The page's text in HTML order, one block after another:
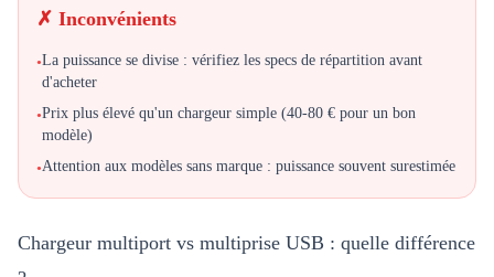
✗ Inconvénients
•La puissance se divise : vérifiez les specs de répartition avant
d'acheter
•Prix plus élevé qu'un chargeur simple (40-80 € pour un bon
modèle)
•Attention aux modèles sans marque : puissance souvent surestimée
Chargeur multiport vs multiprise USB : quelle différence